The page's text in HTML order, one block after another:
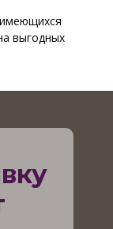
выгодных